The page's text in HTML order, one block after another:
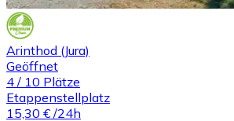
Arinthod (Jura)
Geöffnet
4 / 10 Plätze
Etappenstellplatz
15,30 € /24h